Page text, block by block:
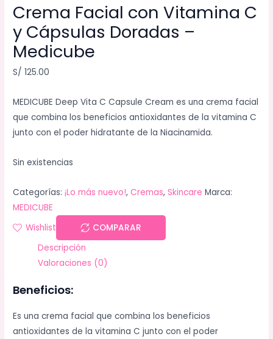
Crema Facial con Vitamina C
y Cápsulas Doradas –
Medicube
S/ 125.00
MEDICUBE Deep Vita C Capsule Cream es una crema facial
que combina los beneficios antioxidantes de la vitamina C
junto con el poder hidratante de la Niacinamida.
Sin existencias
Categorías:¡Lo más nuevo!,Cremas,Skincare Marca:
MEDICUBE
Wishlist
COMPARAR
Descripción
Valoraciones (0)
Beneficios:
Es una crema facial que combina los beneficios
antioxidantes de la vitamina C junto con el poder